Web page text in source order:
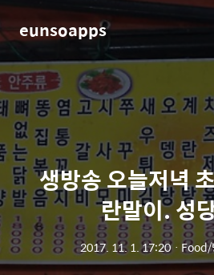
eunsoapps
생방송 오늘저녁
란말이. 성
2017. 11. 1. 17:20ㆍ Food/